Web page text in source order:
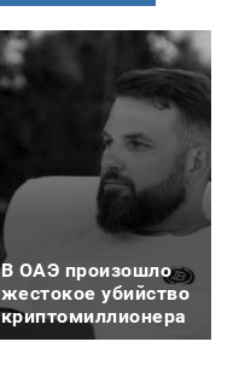
В ОАЭ произошло
жестокое убийство
криптомиллионера